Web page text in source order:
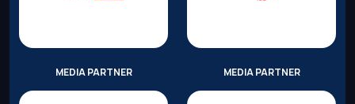
MEDIA PARTNER MEDIA PARTNER